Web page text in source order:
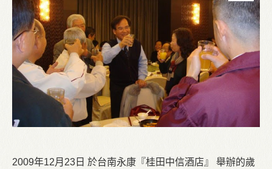
2009年12月23日 於台南永康『桂田中信酒店』 舉辦的歲